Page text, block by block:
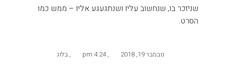
שניזכר בו, שנחשוב עליו ושנתגעגע אליו – ממש כמו
הסרט.
נובמבר 19, 2018 ,
4:24 pm
, בלוג